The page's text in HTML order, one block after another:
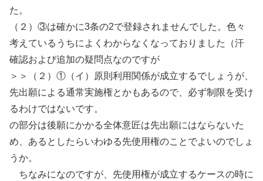
た。
（２）③は確かに3条の2で登録されませんでした。色々
考えているうちによくわからなくなっておりました（汗
確認および追加の疑問点なのですが
＞＞（２）①（イ）原則利用関係が成立するでしょうが、
先出願による通常実施権とかもあるので、必ず制限を受け
るわけではないです。
の部分は後願にかかる全体意匠は先出願にはならないた
め、あるとしたらいわゆる先使用権のことでよいのでしょ
うか。
ちなみになのですが、先使用権が成立するケースの時に